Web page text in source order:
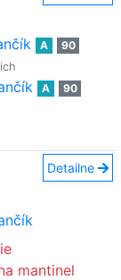
A
90
A
90
Detailne
mantinel